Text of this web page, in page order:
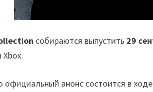
собираются выпустить 29
анонс состоится в